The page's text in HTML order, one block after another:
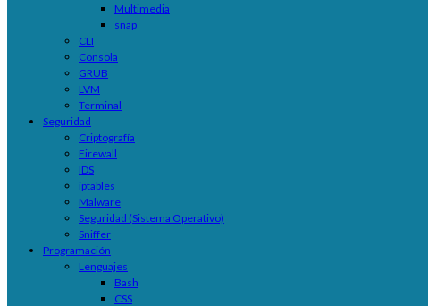
Multimedia
snap
CLI
Consola
GRUB
LVM
Terminal
Seguridad
Criptografía
Firewall
IDS
iptables
Malware
Seguridad (Sistema Operativo)
Sniffer
Programación
Lenguajes
Bash
CSS